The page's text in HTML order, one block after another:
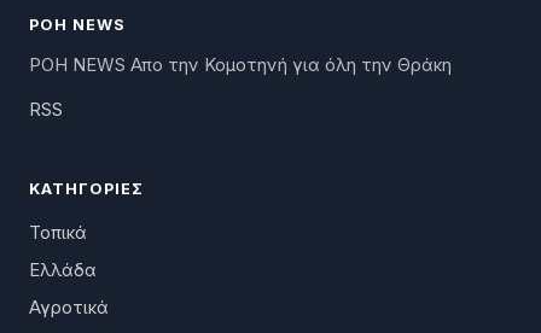
ΡΟΗ NEWS
ΡΟΗ NEWS Απο την Κομοτηνή για όλη την Θράκη
RSS
ΚΑΤΗΓΟΡΊΕΣ
Τοπικά
Ελλάδα
Αγροτικά